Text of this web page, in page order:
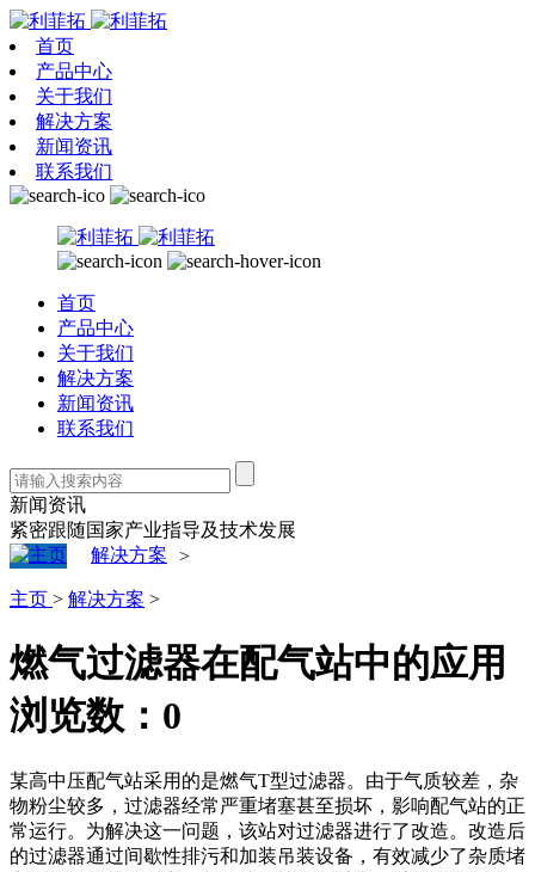
首页
产品中心
关于我们
解决方案
新闻资讯
联系我们
首页
产品中心
关于我们
解决方案
新闻资讯
联系我们
新闻资讯
紧密跟随国家产业指导及技术发展
解决方案
>
主页 > 解决方案 >
燃气过滤器在配气站中的应用
浏览数： 0
某高中压配气站采用的是燃气T型过滤器。由于气质较差，杂
物粉尘较多，过滤器经常严重堵塞甚至损坏，影响配气站的正
常运行。为解决这一问题，该站对过滤器进行了改造。改造后
的过滤器通过间歇性排污和加装吊装设备，有效减少了杂质堵